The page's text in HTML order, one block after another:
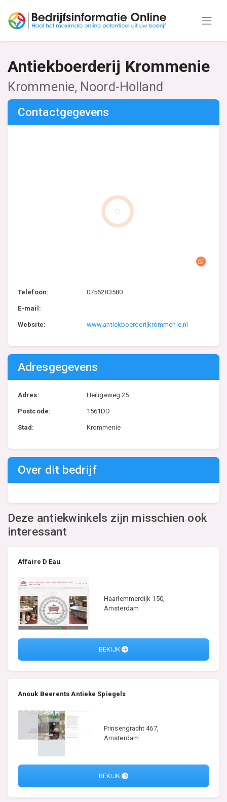
Antiekboerderij Krommenie
Krommenie, Noord-Holland
Contactgegevens
Telefoon: 0756283580
E-mail:
Website: www.antiekboerderijkrommenie.nl
Adresgegevens
Adres: Heiligeweg 25
Postcode: 1561DD
Stad: Krommenie
Over dit bedrijf
Deze antiekwinkels zijn misschien ook
interessant
Affaire D Eau
Haarlemmerdijk 150,
Amsterdam
BEKIJK
Anouk Beerents Antieke Spiegels
Prinsengracht 467,
Amsterdam
BEKIJK